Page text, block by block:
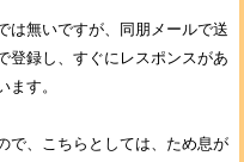
は無いですが、同朋メールで送
登録し、すぐにレスポンスがあ
す。
で、こちらとしては、ため息が